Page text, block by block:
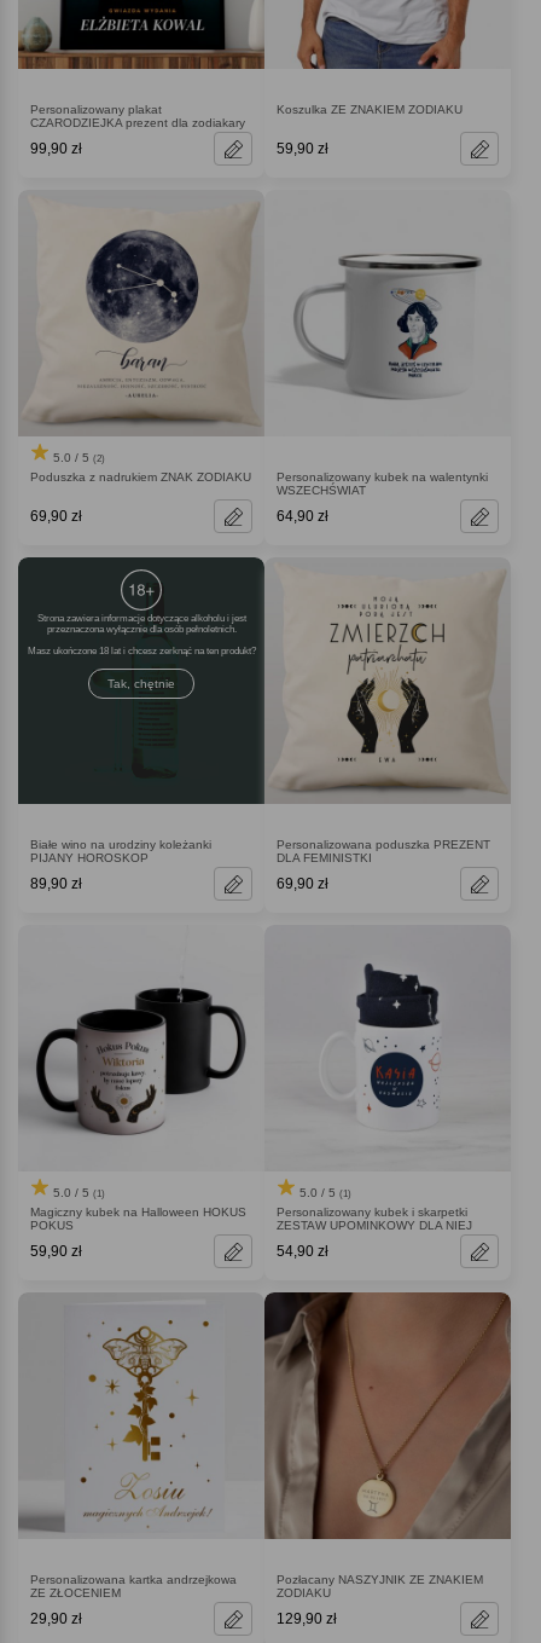
Personalizowany plakat
CZARODZIEJKA prezent dla zodiakary
99,90 zł
Koszulka ZE ZNAKIEM ZODIAKU
59,90 zł
5.0 / 5 (2)
Poduszka z nadrukiem ZNAK ZODIAKU
69,90 zł
Personalizowany kubek na walentynki
WSZECHŚWIAT
64,90 zł
Strona zawiera informacje dotyczące alkoholu i jest
przeznaczona wyłącznie dla osób pełnoletnich.
Masz ukończone 18 lat i chcesz zerknąć na ten produkt
Tak, chętnie
Białe wino na urodziny koleżanki
PIJANY HOROSKOP
89,90 zł
Personalizowana poduszka PREZENT
DLA FEMINISTKI
69,90 zł
5.0 / 5 (1)
Magiczny kubek na Halloween HOKUS
POKUS
59,90 zł
5.0 / 5 (1)
Personalizowany kubek i skarpetki
ZESTAW UPOMINKOWY DLA NIEJ
54,90 zł
Personalizowana kartka andrzejkowa
ZE ZŁOCENIEM
29,90 zł
Pozłacany NASZYJNIK ZE ZNAKIEM
ZODIAKU
129,90 zł